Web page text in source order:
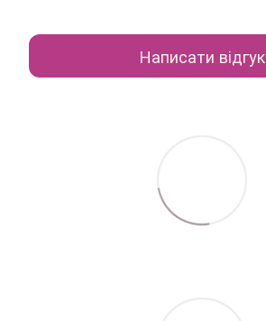
Написати відгук